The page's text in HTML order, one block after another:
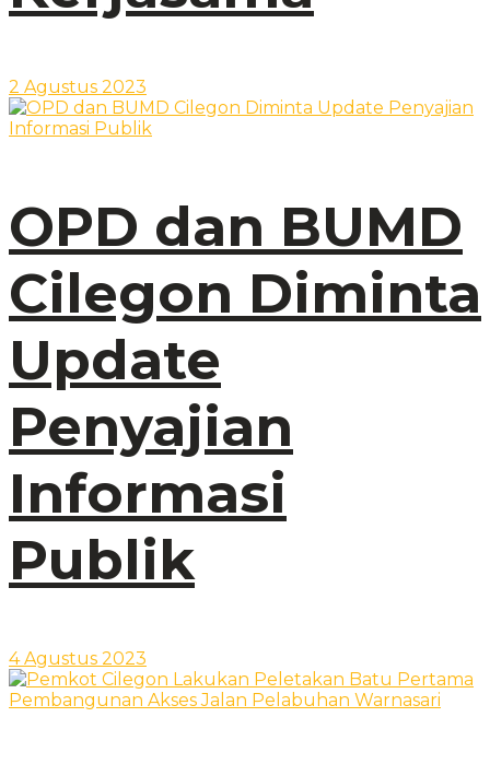
2 Agustus 2023
OPD dan BUMD
Cilegon Diminta
Update
Penyajian
Informasi
Publik
4 Agustus 2023